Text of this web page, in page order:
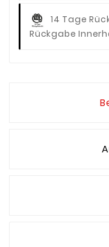
14 Tage
Rückgabe